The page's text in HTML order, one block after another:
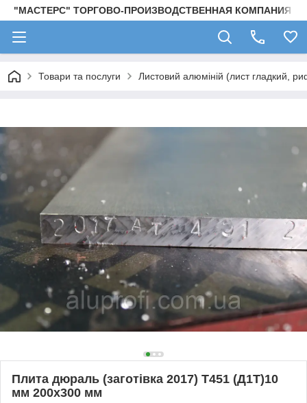
"МАСТЕРС" ТОРГОВО-ПРОИЗВОДСТВЕННАЯ КОМПАНИЯ
Товари та послуги Листовий алюміній (лист гладкий,
Плита дюраль (заготівка 2017) T451 (Д1Т)10
мм 200х300 мм